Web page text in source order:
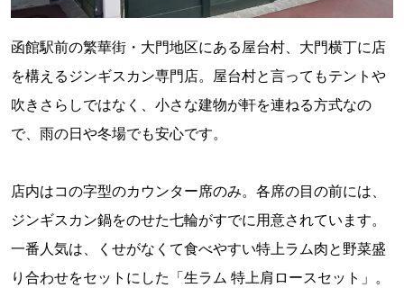
函館駅前の繁華街・大門地区にある屋台村、大門横丁に店
を構えるジンギスカン専門店。屋台村と言ってもテントや
吹きさらしではなく、小さな建物が軒を連ねる方式なの
で、雨の日や冬場でも安心です。
店内はコの字型のカウンター席のみ。各席の目の前には、
ジンギスカン鍋をのせた七輪がすでに用意されています。
一番人気は、くせがなくて食べやすい特上ラム肉と野菜盛
り合わせをセットにした「生ラム 特上肩ロースセット」。